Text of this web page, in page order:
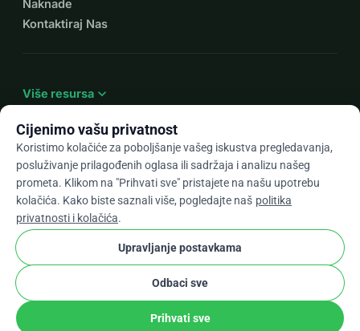
Naknade
Kontaktiraj Nas
Više resursa expand_more
Hr arrow_drop_down
★★★★★4,9 / 5 na temelju 500+ recenzija
WhyDonatePrivatnost i kolačići
Uvjeti i odredbe
stripe checkProvjereni Partner
Cijenimo vašu privatnost
Koristimo kolačiće za poboljšanje vašeg iskustva pregledavanja,
posluživanje prilagođenih oglasa ili sadržaja i analizu našeg
prometa. Klikom na "Prihvati sve" pristajete na našu upotrebu
kolačića. Kako biste saznali više, pogledajte naš politika
privatnosti i kolačića.
Upravljanje postavkama
Odbaci sve
Prihvati sve